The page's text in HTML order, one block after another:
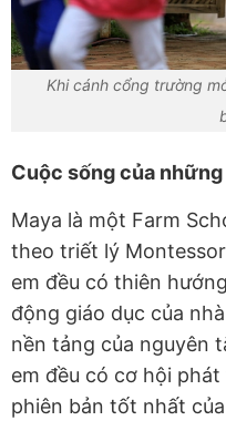
Khi cánh cổng trường
Cuộc sống của
Maya là một Farm
theo triết lý
em đều có thiên
động giáo dục của
nền tảng của nguyên
em đều có cơ hội
phiên bản tốt nhất